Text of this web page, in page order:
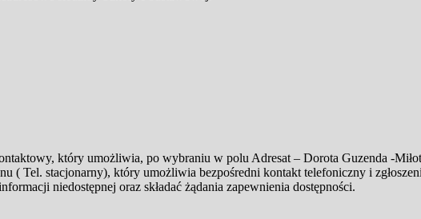
który umożliwia, po wybraniu w polu Adresat – Dorota Guzenda -
( Tel. stacjonarny), który umożliwia bezpośredni kontakt telefoniczny i
niedostępnej oraz składać żądania zapewnienia dostępności.